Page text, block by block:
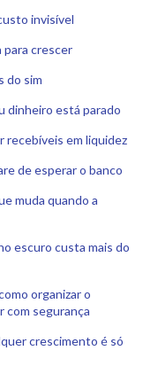
invisível
crescer
do sim
dinheiro está parado
recebíveis em liquidez
de esperar o banco
muda quando a
escuro custa mais do
organizar o
com segurança
crescimento é só